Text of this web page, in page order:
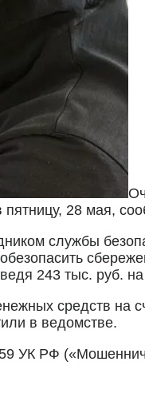
28 мая,
службы
243 тыс. руб.
средств на
в ведомстве.
УК РФ